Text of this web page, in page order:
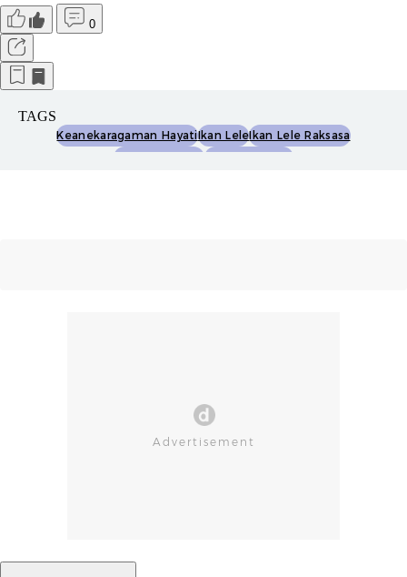
0
TAGS
Keanekaragaman HayatiIkan LeleIkan Lele Raksasa
Sungai Mekong Hewan Raksasa